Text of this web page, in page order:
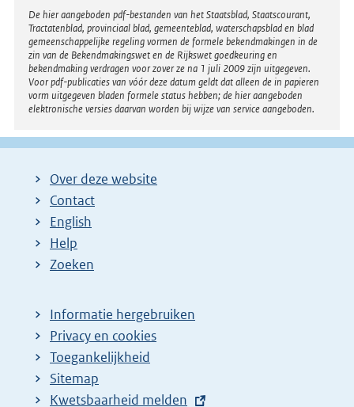
n
k
:
Disclaimer
De hier aangeboden pdf-bestanden van het Staatsblad, Staatscourant,
Tractatenblad, provinciaal blad, gemeenteblad, waterschapsblad en blad
gemeenschappelijke regeling vormen de formele bekendmakingen in de
zin van de Bekendmakingswet en de Rijkswet goedkeuring en
bekendmaking verdragen voor zover ze na 1 juli 2009 zijn uitgegeven.
Voor pdf-publicaties van vóór deze datum geldt dat alleen de in papieren
vorm uitgegeven bladen formele status hebben; de hier aangeboden
elektronische versies daarvan worden bij wijze van service aangeboden.
Over deze website
Contact
English
Help
Zoeken
Informatie hergebruiken
Privacy en cookies
Toegankelijkheid
Sitemap
E
Kwetsbaarheid melden